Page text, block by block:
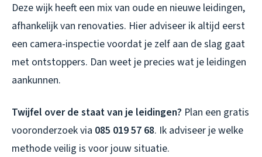
Deze wijk heeft een mix van oude en nieuwe leidingen,
afhankelijk van renovaties. Hier adviseer ik altijd eerst
een camera-inspectie voordat je zelf aan de slag gaat
met ontstoppers. Dan weet je precies wat je leidingen
aankunnen.
Twijfel over de staat van je leidingen? Plan een gratis
vooronderzoek via 085 019 57 68. Ik adviseer je welke
methode veilig is voor jouw situatie.